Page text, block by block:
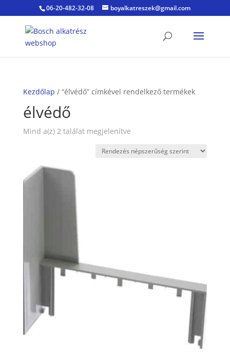
06-20-482-32-08 boyalkatreszek@gmail.com
Kezdőlap / “élvédő” címkével rendelkező termékek
élvédő
Mind a(z) 2 találat megjelenítveSorted
popularity